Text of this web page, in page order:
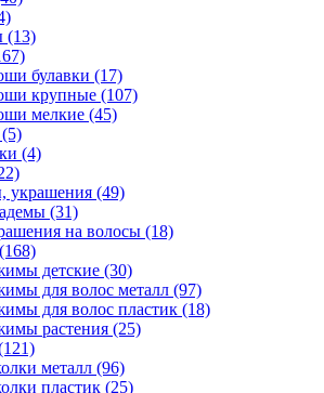
(13)
булавки (17)
крупные (107)
мелкие (45)
(4)
украшения (49)
(31)
на волосы (18)
детские (30)
для волос металл (97)
для волос пластик (18)
растения (25)
металл (96)
пластик (25)